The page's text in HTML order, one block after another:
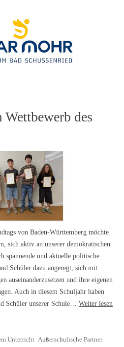
des
von Baden-Württemberg möchte
sich aktiv an unserer demokratischen
spannende und aktuelle politische
Schüler dazu angeregt, sich mit
auseinanderzusetzen und ihre eigenen
Auch in diesem Schuljahr haben
Schüler unserer Schule… Weiter lesen
Unterricht Außerschulische Partner